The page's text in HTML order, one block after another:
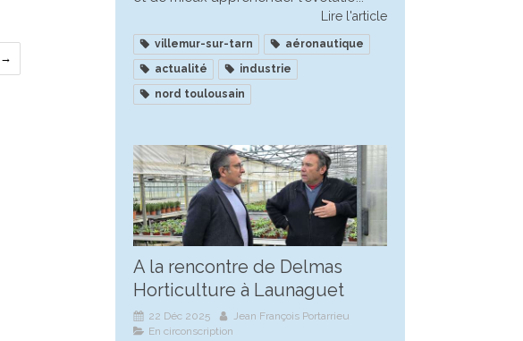
Lire l'article
villemur-sur-tarn
aéronautique
actualité
industrie
nord toulousain
A la rencontre de Delmas
Horticulture à Launaguet
22 Déc 2025
Jean François Portarrieu
En circonscription